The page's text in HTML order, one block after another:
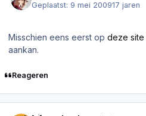
Geplaatst: 9 mei 200917 jaren
Misschien eens eerst op deze site
aankan.
Reageren